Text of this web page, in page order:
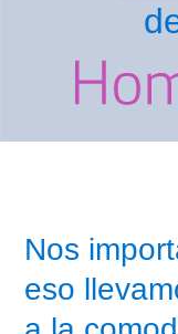
Nos
eso